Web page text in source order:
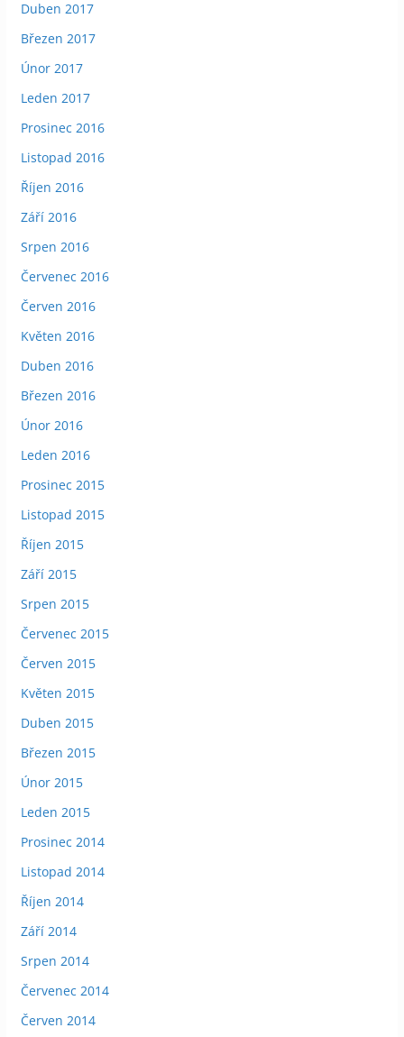
Duben 2017
Březen 2017
Únor 2017
Leden 2017
Prosinec 2016
Listopad 2016
Říjen 2016
Září 2016
Srpen 2016
Červenec 2016
Červen 2016
Květen 2016
Duben 2016
Březen 2016
Únor 2016
Leden 2016
Prosinec 2015
Listopad 2015
Říjen 2015
Září 2015
Srpen 2015
Červenec 2015
Červen 2015
Květen 2015
Duben 2015
Březen 2015
Únor 2015
Leden 2015
Prosinec 2014
Listopad 2014
Říjen 2014
Září 2014
Srpen 2014
Červenec 2014
Červen 2014